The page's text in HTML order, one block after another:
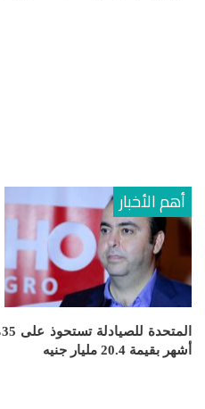
أهم الأخبار
أشهر بقيمة 20.4 مليار جنيه